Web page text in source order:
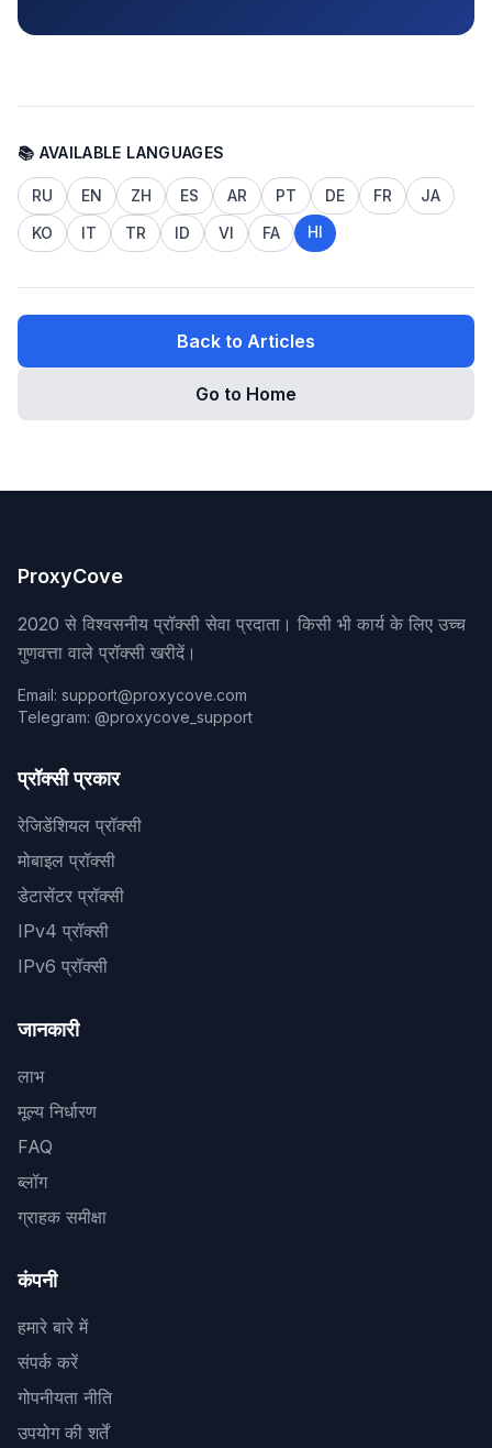
📚 AVAILABLE LANGUAGES
RU EN ZH ES AR PT DE FR
JA
KO
IT TR ID VI FA HI
Back to Articles
Go to Home
ProxyCove
2020 से विश्वसनीय प्रॉक्सी सेवा प्रदाता। किसी भी कार्य के लिए उच्च
गुणवत्ता वाले प्रॉक्सी खरीदें।
Email: support@proxycove.com
Telegram: @proxycove_support
प्रॉक्सी प्रकार
रेजिडेंशियल प्रॉक्सी
मोबाइल प्रॉक्सी
डेटासेंटर प्रॉक्सी
IPv4 प्रॉक्सी
IPv6 प्रॉक्सी
जानकारी
लाभ
मूल्य निर्धारण
FAQ
ब्लॉग
ग्राहक समीक्षा
कंपनी
हमारे बारे में
संपर्क करें
गोपनीयता नीति
उपयोग की शर्तें